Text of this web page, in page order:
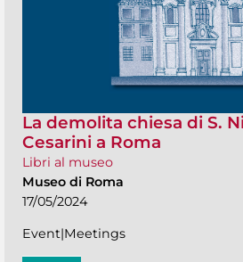
La demolita chiesa di S.
Cesarini a Roma
Libri al museo
Museo di Roma
17/05/2024
Event|Meetings